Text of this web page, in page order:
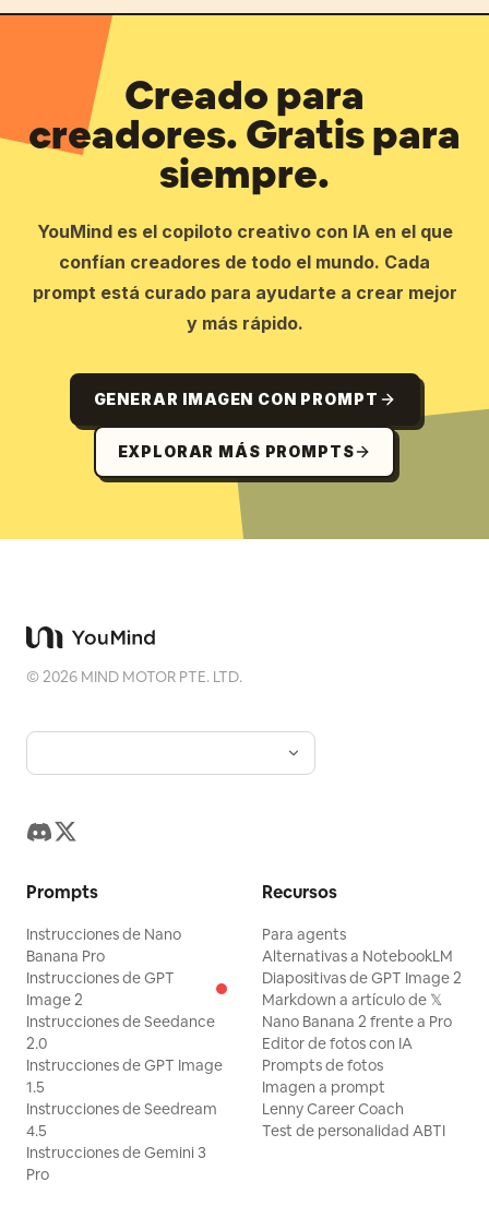
Creado para
creadores. Gratis para
siempre.
YouMind es el copiloto creativo con IA en el que
confían creadores de todo el mundo. Cada
prompt está curado para ayudarte a crear mejor
y más rápido.
GENERAR IMAGEN CON PROMPT
EXPLORAR MÁS PROMPTS
©2026 MIND MOTOR PTE. LTD.
Prompts
Instrucciones de Nano
Banana Pro
Instrucciones de GPT
Image 2
Instrucciones de Seedance
2.0
Instrucciones de GPT Image
1.5
Instrucciones de Seedream
4.5
Instrucciones de Gemini 3
Pro
Recursos
Para agents
Alternativas a NotebookLM
Diapositivas de GPT Image 2
Markdown a artículo de 𝕏
Nano Banana 2 frente a Pro
Editor de fotos con IA
Prompts de fotos
Imagen a prompt
Lenny Career Coach
Test de personalidad ABTI